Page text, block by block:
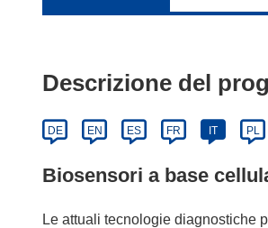
Descrizione del
DE EN ES FR IT PL
Biosensori a base
Le attuali tecnologie diagnostiche